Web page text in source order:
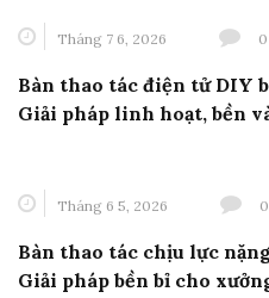
Tháng 7 6, 2026 0
Bàn thao tác điện tử DIY
Giải pháp linh hoạt, bền
Tháng 6 5, 2026 0
Bàn thao tác chịu lực
Giải pháp bền bỉ cho